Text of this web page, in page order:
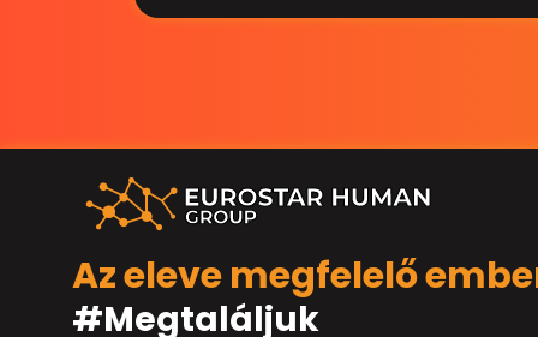
Az eleve megfelelő
#Megtaláljuk